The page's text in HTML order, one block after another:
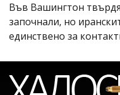
Във Вашингтон
започнали, но
единствено за